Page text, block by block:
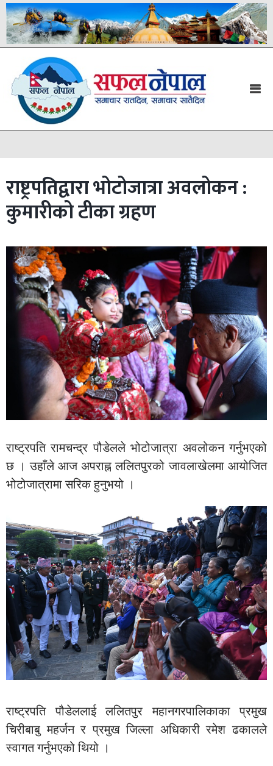
राष्ट्रपतिद्वारा भोटोजात्रा अवलोकन :
कुमारीको टीका ग्रहण
राष्ट्रपति रामचन्द्र पौडेलले भोटोजात्रा अवलोकन गर्नुभएको
छ । उहाँले आज अपराह्न ललितपुरको जावलाखेलमा आयोजित
भोटोजात्रामा सरिक हुनुभयो ।
राष्ट्रपति पौडेललाई ललितपुर महानगरपालिकाका प्रमुख
चिरीबाबु महर्जन र प्रमुख जिल्ला अधिकारी रमेश ढकालले
स्वागत गर्नुभएको थियो ।